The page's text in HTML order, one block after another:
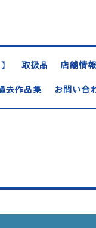
取扱品 店舗情
去作品集 お問い合